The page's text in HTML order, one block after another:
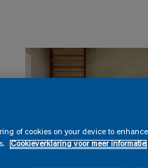
of cookies on your device to
Cookieverklaring voor meer informatie